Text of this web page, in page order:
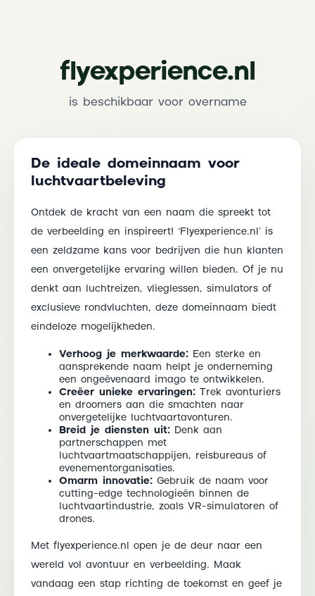
flyexperience.nl
is beschikbaar voor overname
De ideale domeinnaam voor
luchtvaartbeleving
Ontdek de kracht van een naam die spreekt tot
de verbeelding en inspireert! ‘Flyexperience.nl’ is
een zeldzame kans voor bedrijven die hun klanten
een onvergetelijke ervaring willen bieden. Of je nu
denkt aan luchtreizen, vlieglessen, simulators of
exclusieve rondvluchten, deze domeinnaam biedt
eindeloze mogelijkheden.
Verhoog je merkwaarde: Een sterke en
aansprekende naam helpt je onderneming
een ongeëvenaard imago te ontwikkelen.
Creëer unieke ervaringen: Trek avonturiers
en droomers aan die smachten naar
onvergetelijke luchtvaartavonturen.
Breid je diensten uit: Denk aan
partnerschappen met
luchtvaartmaatschappijen, reisbureaus of
evenementorganisaties.
Omarm innovatie: Gebruik de naam voor
cutting-edge technologieën binnen de
luchtvaartindustrie, zoals VR-simulatoren of
drones.
Met flyexperience.nl open je de deur naar een
wereld vol avontuur en verbeelding. Maak
vandaag een stap richting de toekomst en geef je